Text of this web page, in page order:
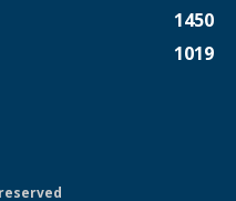
1450
1019